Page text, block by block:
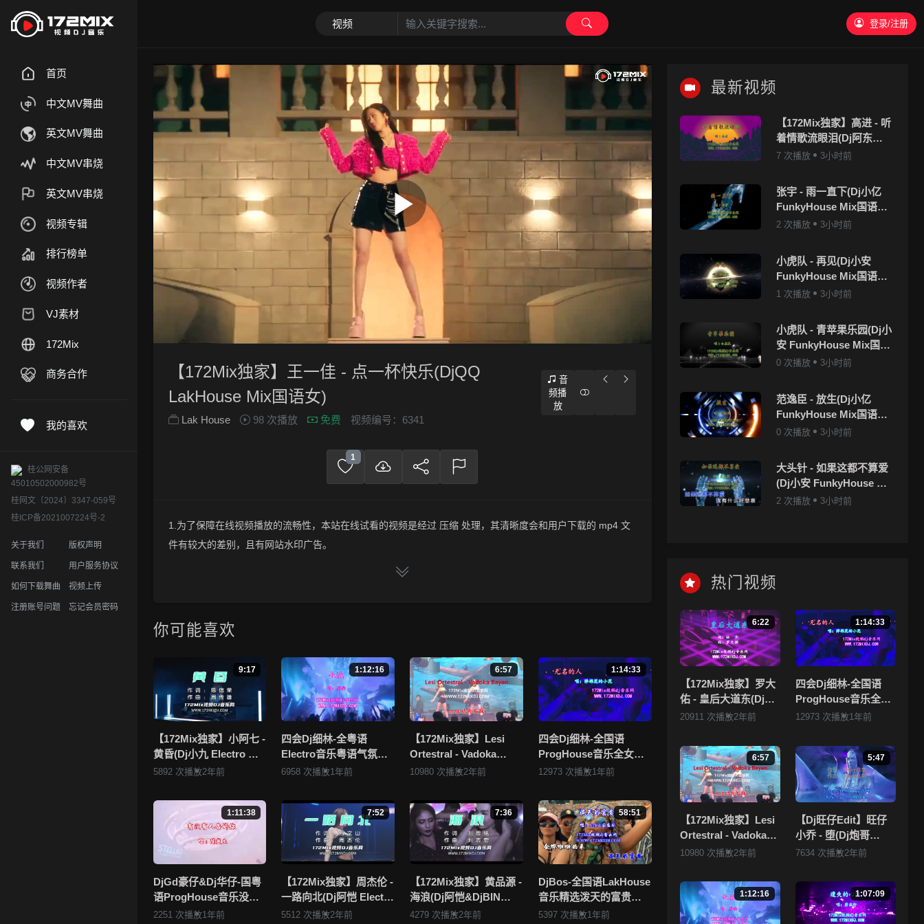
登录/注册
首页
中文MV舞曲
英文MV舞曲
中文MV串烧
英文MV串烧
视频专辑
排行榜单
视频作者
VJ素材
172Mix
商务合作
我的喜欢
桂公网安备
45010502000982号
桂网文〔2024〕3347-059号
桂ICP备2021007224号-2
关于我们 版权声明
联系我们 用户服务协议
如何下载舞曲 视频上传
注册账号问题 忘记会员密码
【172Mix独家】王一佳 - 点一杯快乐(DjQQ
LakHouse Mix国语女)
Lak House 98 次播放 免费 视频编号：6341
音
频播
放
1
1.为了保障在线视频播放的流畅性，本站在线试看的视频是经过 压缩 处理，其清晰度会和用户下载的 mp4 文
件有较大的差别，且有网站水印广告。
2.下载的文件全部是原始高清的视频文件，绝无压缩，分辨率为720P以上，音频比特率为 128Kbps或以上，清
一起来分享！
4.如果您发现 《【172Mix独家】王一佳 - 点一杯快乐(DjQQ LakHouse Mix国语女)》视频存在分类错误，清晰
度不够或无法播放的问题，请点击这里进行 我要纠错， 谢谢！
5.172Mix舞曲视频网禁止发布违规违法的信息，若您发现有相关违规违法内容，请点击这里进行 举报投诉 ，
一旦核实，平台将严肃处理！！
6.本站音视频文件部分由用户上传发布，其版权归原作者所有。因平台无法一一准确审核资源的真实合法拥有
者，如有侵犯您的版权，请点击查看 《172Mix舞曲视频网的侵权处理流程》 或是点击这里进行 举报投诉，本
站将于两个工作日内核实后移除相关内容。
你可能喜欢
9:17
【172Mix独家】小阿七 -
黄昏(Dj小九 Electro Mix
国语女)v2
5892 次播放2年前
1:12:16
四会Dj细林-全粤语
Electro音乐粤语气氛百
听不腻Party.K必备专辑
6958 次播放1年前
6:57
【172Mix独家】Lesi
Ortestral - Vadoka
Bayan(Dj小锦 Electro
10980 次播放2年前
1:14:33
四会Dj细林-全国语
ProgHouse音乐全女声
抖音流行热播Vol.1专辑
12973 次播放1年前
1:11:38
DjGd豪仔&Dj华仔-国粤
语ProgHouse音乐没有
人告诉你老歌系列无心
2251 次播放1年前
7:52
【172Mix独家】周杰伦 -
一路向北(Dj阿恺 Electro
Mix国语男)
5512 次播放2年前
7:36
【172Mix独家】黄品源 -
海浪(Dj阿恺&DjBIN
Electro Mix国语男)
4279 次播放2年前
58:51
DjBos-全国语LakHouse
音乐精选泼天的富贵流
行专辑172Mix串烧
5397 次播放1年前
最新视频
【172Mix独家】高进 - 听
着情歌流眼泪(Dj阿东
FunkyHouse Mix国语男)
7 次播放 3小时前
张宇 - 雨一直下(Dj小亿
FunkyHouse Mix国语男)
咚鼓-v2
2 次播放 3小时前
小虎队 - 再见(Dj小安
FunkyHouse Mix国语男)
咚鼓
1 次播放 3小时前
小虎队 - 青苹果乐园(Dj小
安 FunkyHouse Mix国语
男)咚鼓
0 次播放 3小时前
范逸臣 - 放生(Dj小亿
FunkyHouse Mix国语男)
咚鼓-v2
0 次播放 3小时前
大头针 - 如果这都不算爱
(Dj小安 FunkyHouse Mix
国语男)咚鼓
2 次播放 3小时前
热门视频
6:22
【172Mix独家】罗大
佑 - 皇后大道东(Dj刚
仔 Electro Mix粤语
20911 次播放2年前
1:14:33
四会Dj细林-全国语
ProgHouse音乐全女
声抖音流行热播Vol.1
12973 次播放1年前
6:57
【172Mix独家】Lesi
Ortestral - Vadoka
Bayan(Dj小锦
10980 次播放2年前
5:47
【Dj旺仔Edit】旺仔
小乔 - 堕(Dj炮哥
ProgHouse Mix国语
7634 次播放2年前
1:12:16 1:07:09